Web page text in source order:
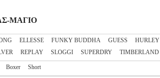
ΜΑΓΙΟ
ELLESSE FUNKY BUDDHA GUESS HURLEY
REPLAY SLOGGI SUPERDRY TIMBERLAND
Boxer Short